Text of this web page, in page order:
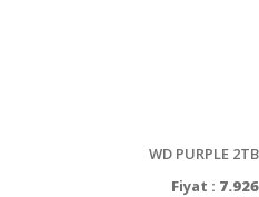
WD PURPLE
Fiyat :